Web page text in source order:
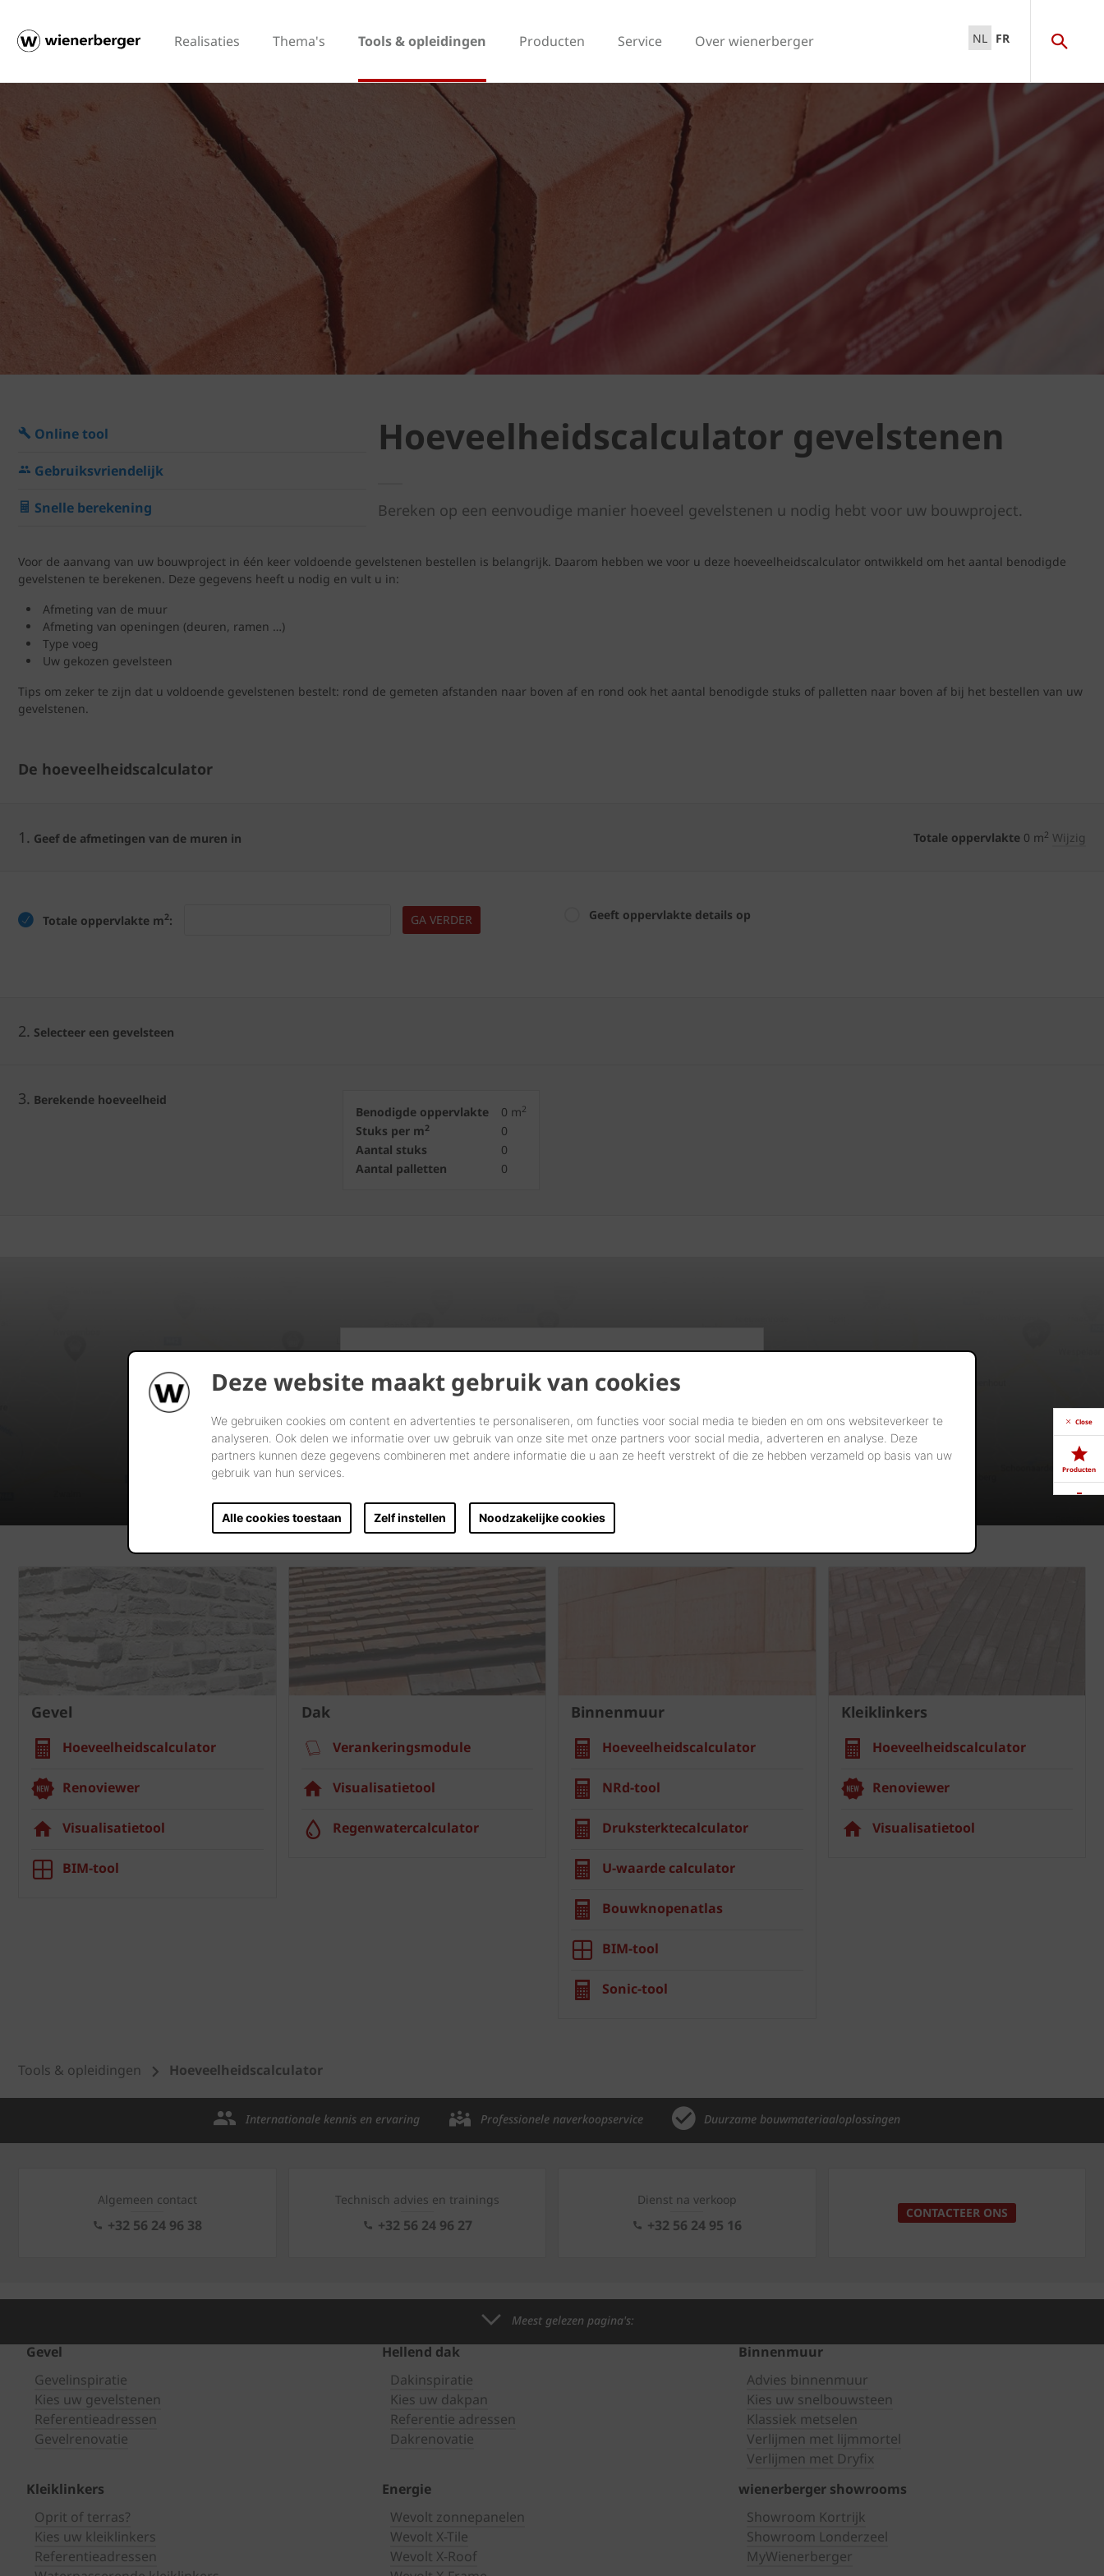
Deze website maakt gebruik van cookies
We gebruiken cookies om content en advertenties te personaliseren, om functies voor social media te bieden en om ons websiteverkeer te
analyseren. Ook delen we informatie over uw gebruik van onze site met onze partners voor social media, adverteren en analyse. Deze
partners kunnen deze gegevens combineren met andere informatie die u aan ze heeft verstrekt of die ze hebben verzameld op basis van uw
gebruik van hun services.
Alle cookies toestaan Zelf instellen Noodzakelijke cookies
Realisaties Thema's Tools & opleidingen Producten Service Over wienerberger NL FR
Online tool
Gebruiksvriendelijk
Snelle berekening
Hoeveelheidscalculator gevelstenen
Bereken op een eenvoudige manier hoeveel gevelstenen u nodig hebt voor uw bouwproject.
Voor de aanvang van uw bouwproject in één keer voldoende gevelstenen bestellen is belangrijk. Daarom hebben we voor u deze hoeveelheidscalculator ontwikkeld om het aantal benodigde
gevelstenen te berekenen. Deze gegevens heeft u nodig en vult u in:
Afmeting van de muur
Afmeting van openingen (deuren, ramen …)
Type voeg
Uw gekozen gevelsteen
Tips om zeker te zijn dat u voldoende gevelstenen bestelt: rond de gemeten afstanden naar boven af en rond ook het aantal benodigde stuks of palletten naar boven af bij het bestellen van uw
gevelstenen.
De hoeveelheidscalculator
1. Geef de afmetingen van de muren in Totale oppervlakte 0 m2 Wijzig
Totale oppervlakte m2: GA VERDER Geeft oppervlakte details op
2. Selecteer een gevelsteen
3. Berekende hoeveelheid
Benodigde oppervlakte 0 m2
Stuks per m2
0
Aantal stuks
0
Aantal palletten
0
Vind verdelers in uw buurt
START UW ZOEKTOCHT
Gevel
Hoeveelheidscalculator
Renoviewer
Visualisatietool
BIM-tool
Dak
Verankeringsmodule
Visualisatietool
Regenwatercalculator
Binnenmuur
Hoeveelheidscalculator
NRd-tool
Druksterktecalculator
U-waarde calculator
Bouwknopenatlas
BIM-tool
Sonic-tool
Kleiklinkers
Hoeveelheidscalculator
Renoviewer
Visualisatietool
Close
Producten
Tools & opleidingen Hoeveelheidscalculator
Internationale kennis en ervaring Professionele naverkoopservice Duurzame bouwmateriaaloplossingen
Algemeen contact
+32 56 24 96 38
Technisch advies en trainings
+32 56 24 96 27
Dienst na verkoop
+32 56 24 95 16
CONTACTEER ONS
Meest gelezen pagina's:
Gevel
Gevelinspiratie
Kies uw gevelstenen
Referentieadressen
Gevelrenovatie
Hellend dak
Dakinspiratie
Kies uw dakpan
Referentie adressen
Dakrenovatie
Binnenmuur
Advies binnenmuur
Kies uw snelbouwsteen
Klassiek metselen
Verlijmen met lijmmortel
Verlijmen met Dryfix
Kleiklinkers
Oprit of terras?
Kies uw kleiklinkers
Referentieadressen
Energie
Wevolt zonnepanelen
Wevolt X-Tile
Wevolt X-Roof
wienerberger showrooms
Showroom Kortrijk
Showroom Londerzeel
MyWienerberger